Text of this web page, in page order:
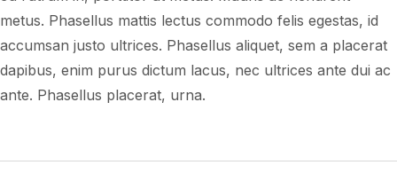
metus. Phasellus mattis lectus commodo felis egestas, id
accumsan justo ultrices. Phasellus aliquet, sem a placerat
dapibus, enim purus dictum lacus, nec ultrices ante dui ac
ante. Phasellus placerat, urna.